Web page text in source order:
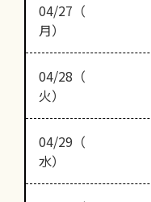
04/27（
月）
04/28（
火）
04/29（
水）